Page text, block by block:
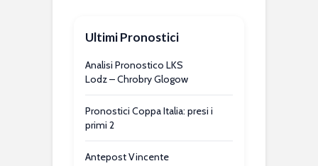
Ultimi Pronostici
Analisi Pronostico LKS
Lodz – Chrobry Glogow
Pronostici Coppa Italia: presi i
primi 2
Antepost Vincente